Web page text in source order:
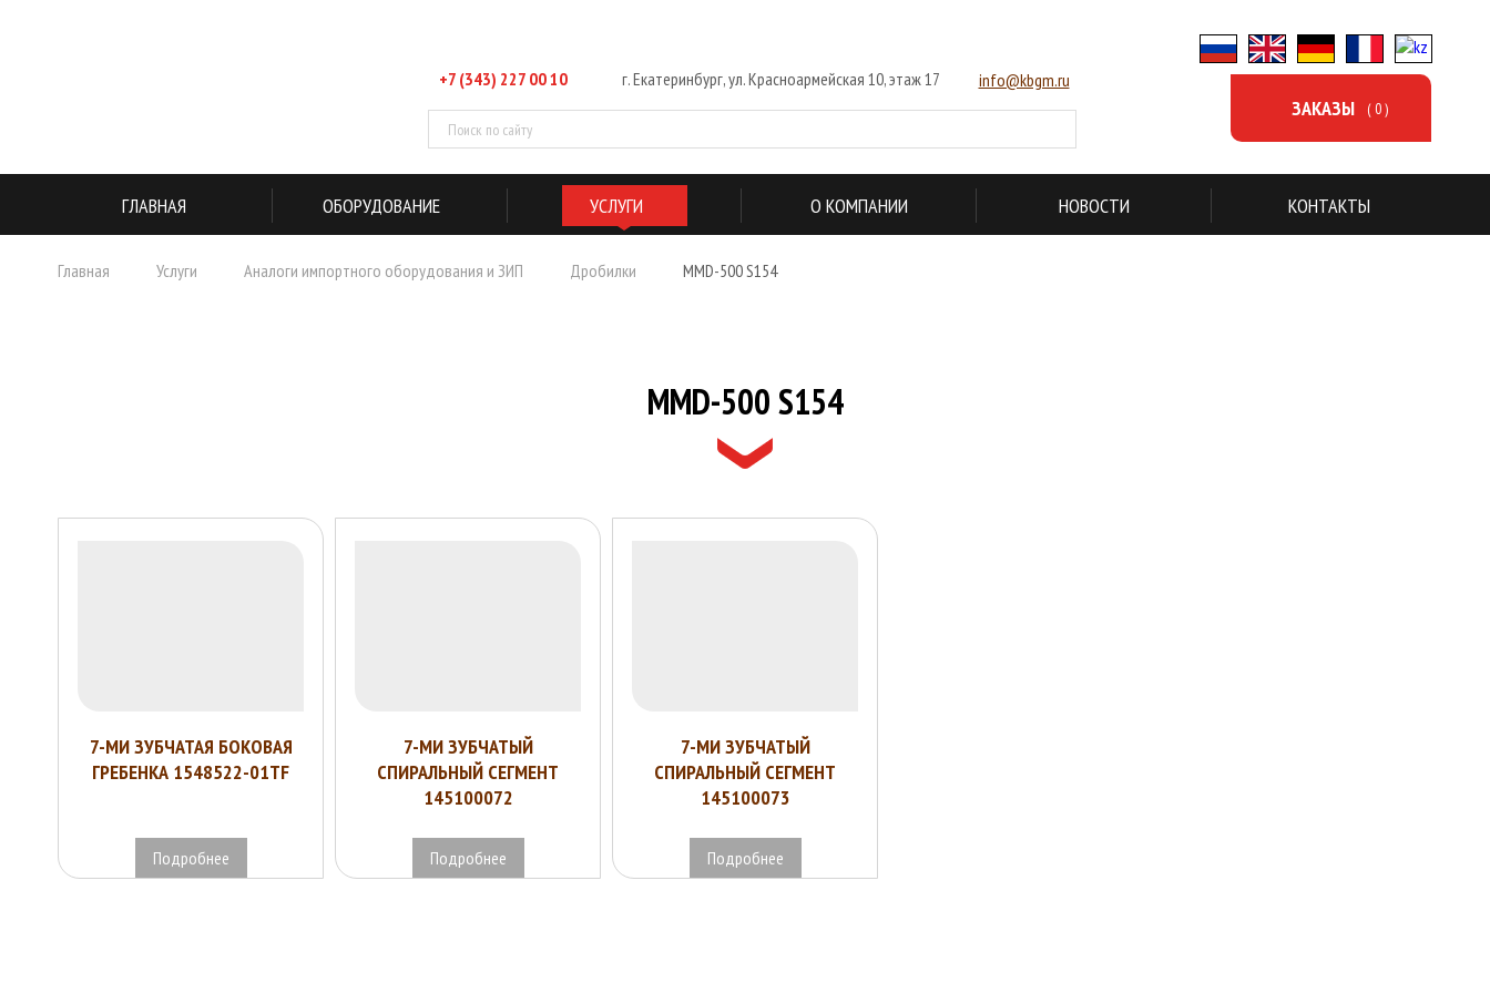
+7 (343) 227 00 10 г. Екатеринбург, ул. Красноармейская 10, этаж 17 info@kbgm.ru
ЗАКАЗЫ ( 0 )
ГЛАВНАЯ ОБОРУДОВАНИЕ УСЛУГИ О КОМПАНИИ НОВОСТИ КОНТАКТЫ
Главная Услуги Аналоги импортного оборудования и ЗИП Дробилки MMD-500 S154
MMD-500 S154
7-МИ ЗУБЧАТАЯ БОКОВАЯ
ГРЕБЕНКА 1548522-01TF
Подробнее
7-МИ ЗУБЧАТЫЙ
СПИРАЛЬНЫЙ СЕГМЕНТ
145100072
Подробнее
7-МИ ЗУБЧАТЫЙ
СПИРАЛЬНЫЙ СЕГМЕНТ
145100073
Подробнее